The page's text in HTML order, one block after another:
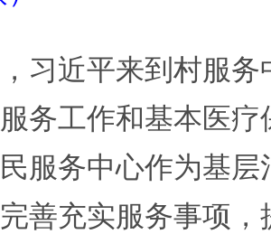
近平来到村服务
务工作和基本医
服务中心作为基
善充实服务事项